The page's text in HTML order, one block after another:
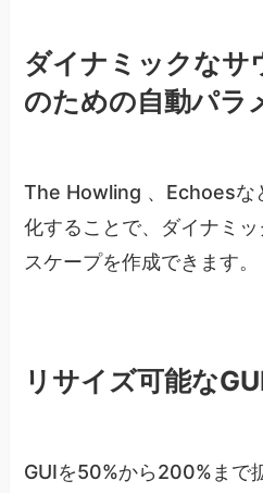
ダイナミックなサ
のための自動パラ
The Howling 、Echoesな
化することで、ダイナミ
スケープを作成できます。
リサイズ可能な
GUIを50%から200%まで